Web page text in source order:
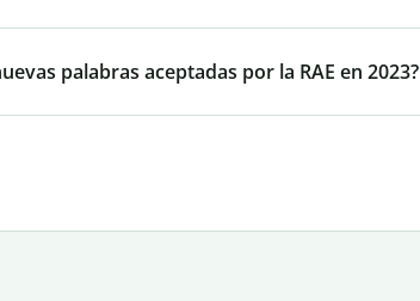
palabras aceptadas por la RAE en 2023?